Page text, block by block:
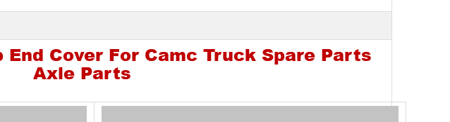
End Cover For Camc Truck Spare Parts
Axle Parts